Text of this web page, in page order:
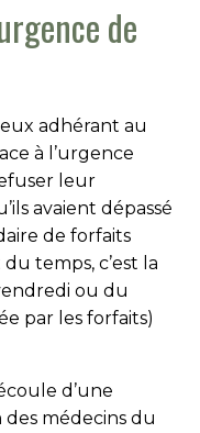
de
adhérant au
à l’urgence
leur
avaient dépassé
de forfaits
temps, c’est la
ou du
par les forfaits)
d’une
médecins du